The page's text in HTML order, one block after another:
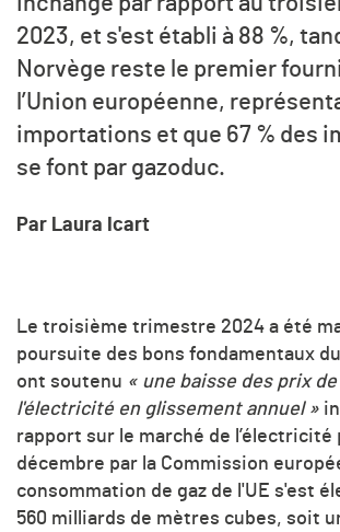
2023, et s'est établi à 88 %,
Norvège reste le premier
l’Union européenne,
importations et que 67 % des
se font par gazoduc.
Par Laura Icart
Le troisième trimestre 2024 a été
poursuite des bons fondamentaux
ont soutenu « une baisse des prix
l'électricité en glissement annuel »
rapport sur le marché de l’électricité
décembre par la Commission
consommation de gaz de l'UE s'est
560 milliards de mètres cubes, soit